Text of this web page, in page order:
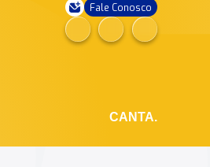
Fale Conosco
CANTA.